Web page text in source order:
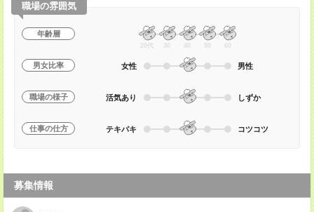
職場の雰囲気
年齢層
20代 30 40 50 60
男女比率 女性 男性
職場の様子 活気あり しずか
仕事の仕方 テキパキ コツコツ
募集情報